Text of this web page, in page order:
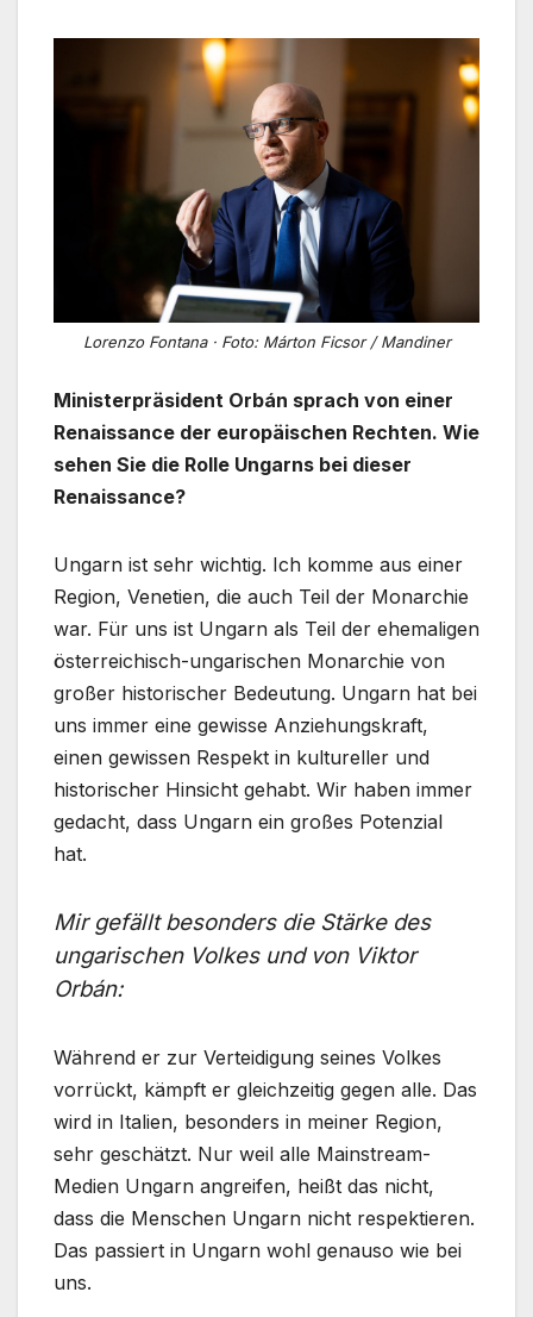
Lorenzo Fontana · Foto: Márton Ficsor / Mandiner
Ministerpräsident Orbán sprach von einer
Renaissance der europäischen Rechten. Wie
sehen Sie die Rolle Ungarns bei dieser
Renaissance?
Ungarn ist sehr wichtig. Ich komme aus einer
Region, Venetien, die auch Teil der Monarchie
war. Für uns ist Ungarn als Teil der ehemaligen
österreichisch-ungarischen Monarchie von
großer historischer Bedeutung. Ungarn hat bei
uns immer eine gewisse Anziehungskraft,
einen gewissen Respekt in kultureller und
historischer Hinsicht gehabt. Wir haben immer
gedacht, dass Ungarn ein großes Potenzial
hat.
Mir gefällt besonders die Stärke des
ungarischen Volkes und von Viktor
Orbán:
Während er zur Verteidigung seines Volkes
vorrückt, kämpft er gleichzeitig gegen alle. Das
wird in Italien, besonders in meiner Region,
sehr geschätzt. Nur weil alle Mainstream-
Medien Ungarn angreifen, heißt das nicht,
dass die Menschen Ungarn nicht respektieren.
Das passiert in Ungarn wohl genauso wie bei
uns.